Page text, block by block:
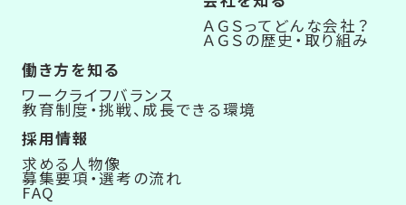
ＡＧＳってどんな会社？
ＡＧＳの歴史・取り組み
働き方を知る
ワークライフバランス
教育制度・挑戦、成長できる環境
採用情報
求める人物像
募集要項・選考の流れ
FAQ